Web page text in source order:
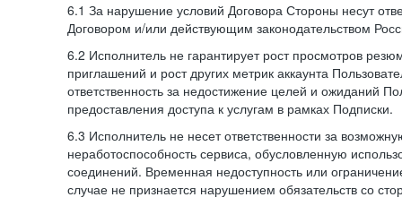
6.1 За нарушение условий Договора Стороны несут
Договором и/или действующим законодательством
6.2 Исполнитель не гарантирует рост просмотров
приглашений и рост других метрик аккаунта
ответственность за недостижение целей и ожиданий
предоставления доступа к услугам в рамках Подписки.
6.3 Исполнитель не несет ответственности за
неработоспособность сервиса, обусловленную
соединений. Временная недоступность или
случае не признается нарушением обязательств со